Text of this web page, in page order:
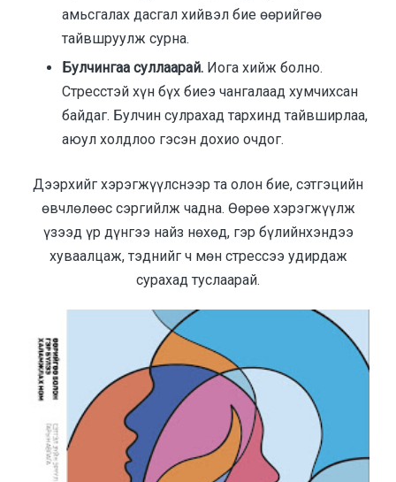
амьсгалах дасгал хийвэл бие өөрийгөө
тайвшруулж сурна.
Булчингаа суллаарай. Иога хийж болно.
Стресстэй хүн бүх биеэ чангалаад хумчихсан
байдаг. Булчин сулрахад тархинд тайвширлаа,
аюул холдлоо гэсэн дохио очдог.
Дээрхийг хэрэгжүүлснээр та олон бие, сэтгэцийн
өвчлөлөөс сэргийлж чадна. Өөрөө хэрэгжүүлж
үзээд үр дүнгээ найз нөхөд, гэр бүлийнхэндээ
хуваалцаж, тэднийг ч мөн стрессээ удирдаж
сурахад туслаарай.